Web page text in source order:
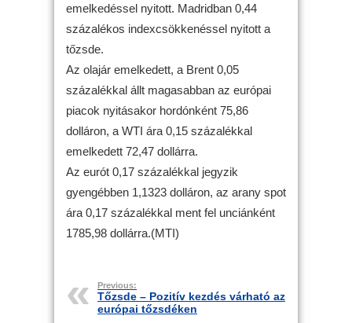
emelkedéssel nyitott. Madridban 0,44
százalékos indexcsökkenéssel nyitott a
tőzsde.
Az olajár emelkedett, a Brent 0,05
százalékkal állt magasabban az európai
piacok nyitásakor hordónként 75,86
dolláron, a WTI ára 0,15 százalékkal
emelkedett 72,47 dollárra.
Az eurót 0,17 százalékkal jegyzik
gyengébben 1,1323 dolláron, az arany spot
ára 0,17 százalékkal ment fel unciánként
1785,98 dollárra.(MTI)
Previous:
Tőzsde – Pozitív kezdés várható az
európai tőzsdéken